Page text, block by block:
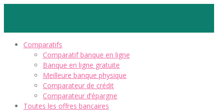
Comparatifs
Comparatif banque en ligne
Banque en ligne gratuite
Meilleure banque physique
Comparateur de crédit
Comparateur d’épargne
Toutes les offres bancaires